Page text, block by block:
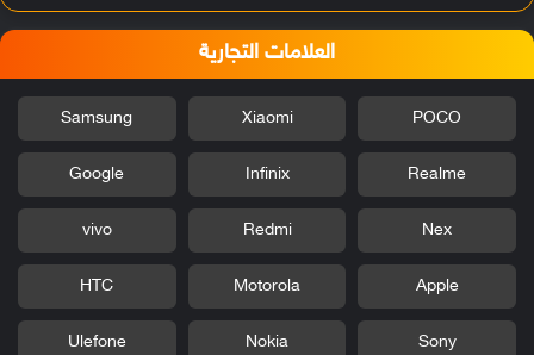
العلامات التجارية
POCO
Xiaomi
Samsung
Realme
Infinix
Google
Nex
Redmi
vivo
Apple
Motorola
HTC
Sony
Nokia
Ulefone